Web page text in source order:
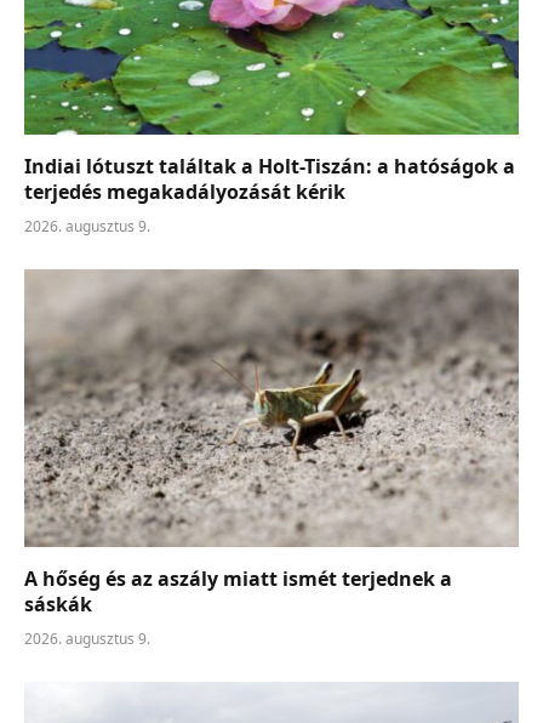
Indiai lótuszt találtak a Holt-Tiszán: a hatóságok a
terjedés megakadályozását kérik
2026. augusztus 9.
A hőség és az aszály miatt ismét terjednek a
sáskák
2026. augusztus 9.